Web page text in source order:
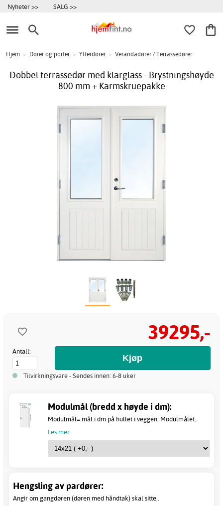
Nyheter >> SALG >>
Hjem > Dører og porter > Ytterdører > Verandadører / Terrassedører
Dobbel terrassedør med klarglass - Brystningshøyde
800 mm + Karmskruepakke
39295,-
Antall:
Tilvirkningsvare - Sendes innen: 6-8 uker
Modulmål (bredd x høyde i dm):
Modulmål= mål i dm på hullet i veggen. Modulmålet..
Les mer
Hengsling av pardører:
Angir om gangdøren (døren med håndtak) skal sitte..